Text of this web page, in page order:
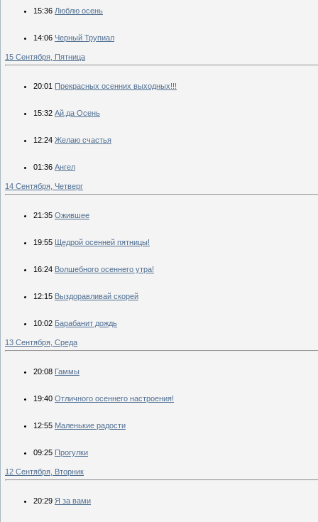
15:36 Люблю осень
14:06 Черный Трупиал
15 Сентября, Пятница
20:01 Прекрасных осенних выходных!!!
15:32 Ай,да Осень
12:24 Желаю счастья
01:36 Ангел
14 Сентября, Четверг
21:35 Ожившее
19:55 Щедрой осенней пятницы!
16:24 Волшебного осеннего утра!
12:15 Выздоравливай скорей
10:02 Барабанит дождь
13 Сентября, Среда
20:08 Гаммы
19:40 Отличного осеннего настроения!
12:55 Маленькие радости
09:25 Прогулки
12 Сентября, Вторник
20:29 Я за вами